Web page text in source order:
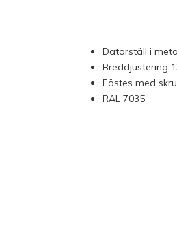
Datorställ i
Breddjustering
Fästes med
RAL 7035